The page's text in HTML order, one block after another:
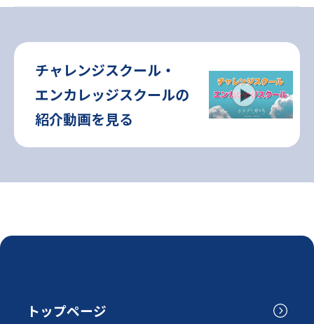
チャレンジスクール・
エンカレッジスクールの
紹介動画を見る
トップページ